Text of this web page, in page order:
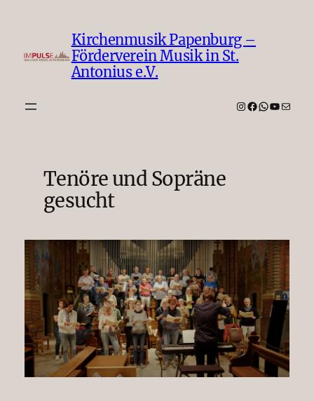
Kirchenmusik Papenburg –
Förderverein Musik in St.
Antonius e.V.
Instagram
Facebook
WhatsApp
E-Mail
Tenöre und Sopräne
gesucht